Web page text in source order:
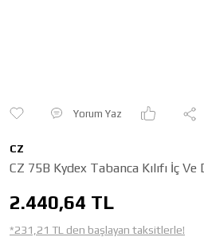
Yorum Yaz
CZ
CZ 75B Kydex Tabanca Kılıfı İç Ve
2.440,64 TL
*231,21 TL den başlayan taksitlerle!